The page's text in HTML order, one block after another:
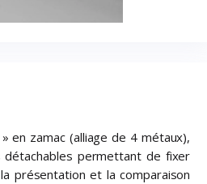
en zamac (alliage de 4 métaux),
permettant de fixer
présentation et la comparaison